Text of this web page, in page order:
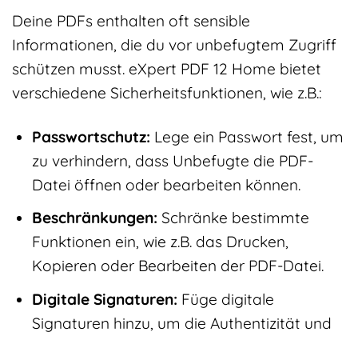
Deine PDFs enthalten oft sensible
Informationen, die du vor unbefugtem Zugriff
schützen musst. eXpert PDF 12 Home bietet
verschiedene Sicherheitsfunktionen, wie z.B.:
Passwortschutz: Lege ein Passwort fest, um
zu verhindern, dass Unbefugte die PDF-
Datei öffnen oder bearbeiten können.
Beschränkungen: Schränke bestimmte
Funktionen ein, wie z.B. das Drucken,
Kopieren oder Bearbeiten der PDF-Datei.
Digitale Signaturen: Füge digitale
Signaturen hinzu, um die Authentizität und